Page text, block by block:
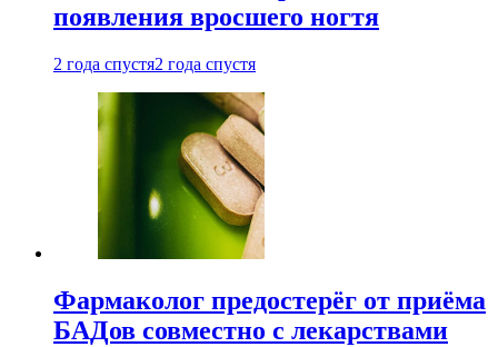
появления вросшего ногтя
2 года спустя2 года спустя
Фармаколог предостерёг от приёма
БАДов совместно с лекарствами